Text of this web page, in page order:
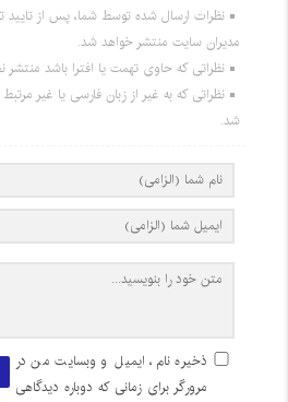
نظرات ارسال شده توسط شما، پس از تایید
مدیران سایت منتشر خواهد شد.
نظراتی که حاوی تهمت یا افترا باشد منتشر
نظراتی که به غیر از زبان فارسی یا غیر
شد.
ذخیره نام، ایمیل و وبسایت من در
مرورگر برای زمانی که دوباره دیدگاهی